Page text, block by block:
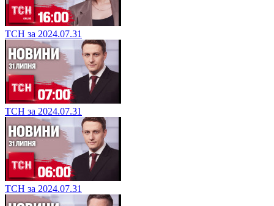
ТСН за 2024.07.31
ТСН за 2024.07.31
ТСН за 2024.07.31